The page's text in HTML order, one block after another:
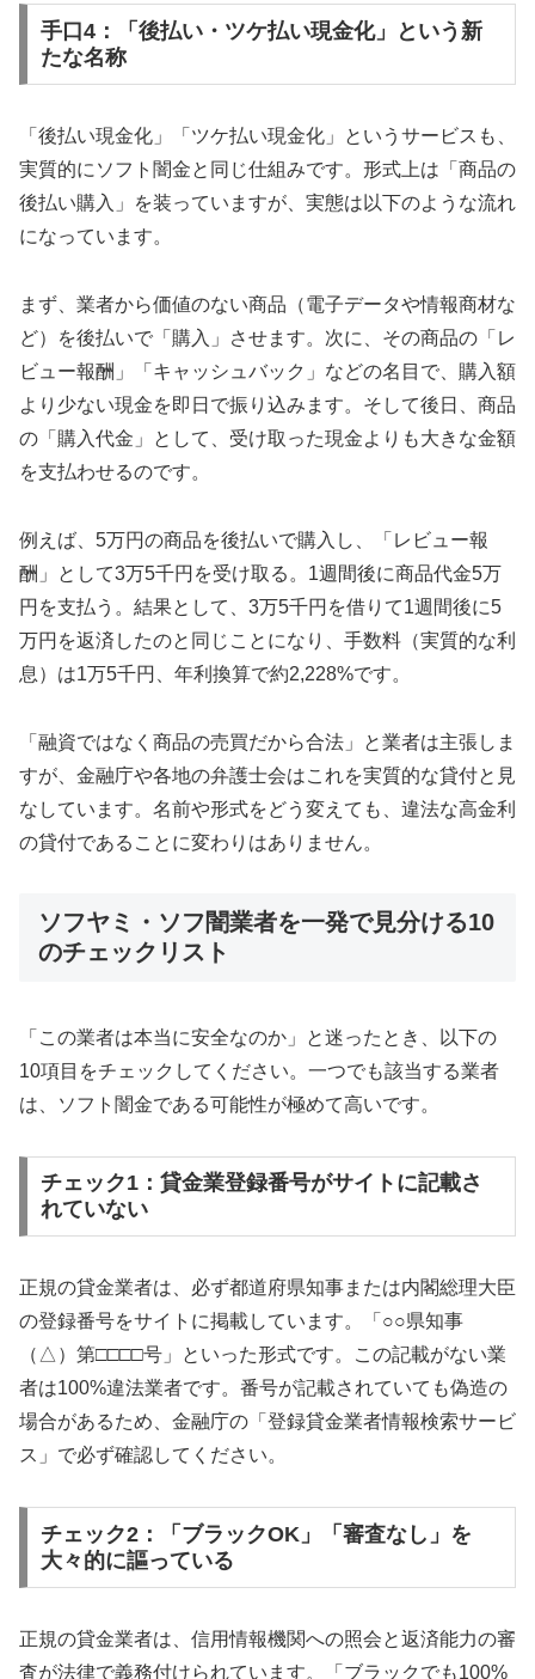
手口4：「後払い・ツケ払い現金化」という新
たな名称
「後払い現金化」「ツケ払い現金化」というサービスも、
実質的にソフト闇金と同じ仕組みです。形式上は「商品の
後払い購入」を装っていますが、実態は以下のような流れ
になっています。
まず、業者から価値のない商品（電子データや情報商材な
ど）を後払いで「購入」させます。次に、その商品の「レ
ビュー報酬」「キャッシュバック」などの名目で、購入額
より少ない現金を即日で振り込みます。そして後日、商品
の「購入代金」として、受け取った現金よりも大きな金額
を支払わせるのです。
例えば、5万円の商品を後払いで購入し、「レビュー報
酬」として3万5千円を受け取る。1週間後に商品代金5万
円を支払う。結果として、3万5千円を借りて1週間後に5
万円を返済したのと同じことになり、手数料（実質的な利
息）は1万5千円、年利換算で約2,228%です。
「融資ではなく商品の売買だから合法」と業者は主張しま
すが、金融庁や各地の弁護士会はこれを実質的な貸付と見
なしています。名前や形式をどう変えても、違法な高金利
の貸付であることに変わりはありません。
ソフヤミ・ソフ闇業者を一発で見分ける10
のチェックリスト
「この業者は本当に安全なのか」と迷ったとき、以下の
10項目をチェックしてください。一つでも該当する業者
は、ソフト闇金である可能性が極めて高いです。
チェック1：貸金業登録番号がサイトに記載さ
れていない
正規の貸金業者は、必ず都道府県知事または内閣総理大臣
の登録番号をサイトに掲載しています。「○○県知事
（△）第□□□□号」といった形式です。この記載がない業
者は100%違法業者です。番号が記載されていても偽造の
場合があるため、金融庁の「登録貸金業者情報検索サービ
ス」で必ず確認してください。
チェック2：「ブラックOK」「審査なし」を
大々的に謳っている
正規の貸金業者は、信用情報機関への照会と返済能力の審
査が法律で義務付けられています。「ブラックでも100%